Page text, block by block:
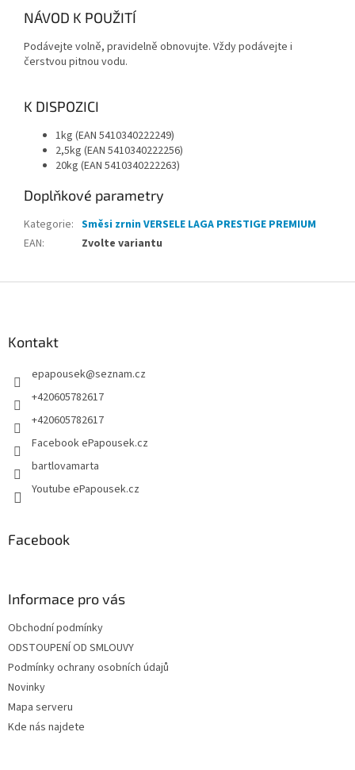
NÁVOD K POUŽITÍ
Podávejte volně, pravidelně obnovujte. Vždy podávejte i
čerstvou pitnou vodu.
K DISPOZICI
1kg (EAN 5410340222249)
2,5kg (EAN 5410340222256)
20kg (EAN 5410340222263)
Doplňkové parametry
Kategorie: Směsi zrnin VERSELE LAGA PRESTIGE PREMIUM
EAN: Zvolte variantu
Kontakt
epapousek@seznam.cz
+420605782617
+420605782617
Facebook ePapousek.cz
bartlovamarta
Youtube ePapousek.cz
Facebook
Informace pro vás
Obchodní podmínky
ODSTOUPENÍ OD SMLOUVY
Podmínky ochrany osobních údajů
Novinky
Mapa serveru
Kde nás najdete